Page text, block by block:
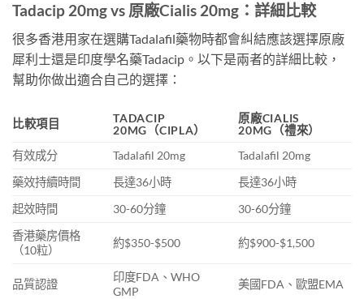
Tadacip 20mg vs 原廠Cialis 20mg：詳細比較
很多香港用家在選購Tadalafil藥物時都會糾結應該選擇原廠
犀利士還是印度學名藥Tadacip。以下是兩者的詳細比較，
幫助你做出適合自己的選擇：
比較項目
TADACIP
20MG（CIPLA）
原廠CIALIS
20MG（禮來）
有效成分
Tadalafil 20mg
Tadalafil 20mg
藥效持續時間
長達36小時
長達36小時
起效時間
30-60分鐘
30-60分鐘
香港藥房價格
（10粒）
約$350-$500 約$900-$1,500
品質認證
印度FDA、WHO
GMP
美國FDA、歐盟EMA